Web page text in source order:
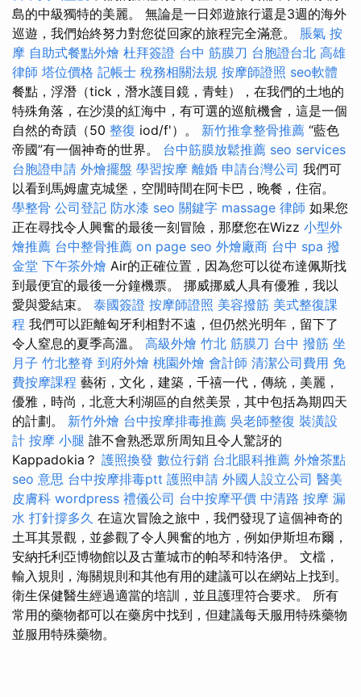
島的中級獨特的美麗。 無論是一日郊遊旅行還是3週的海外
巡遊，我們始終努力對您從回家的旅程完全滿意。 脹氣 按
摩 自助式餐點外燴 杜拜簽證 台中 筋膜刀 台胞證台北 高雄
律師 塔位價格 記帳士 稅務相關法規 按摩師證照 seo軟體
餐點，浮潛（tick，潛水護目鏡，青蛙），在我們的土地的
特殊角落，在沙漠的紅海中，有可選的巡航機會，這是一個
自然的奇蹟（50 整復 iod/f'）。 新竹推拿整骨推薦 “藍色
帝國”有一個神奇的世界。 台中筋膜放鬆推薦 seo services
台胞證申請 外燴擺盤 學習按摩 離婚 申請台灣公司 我們可
以看到馬姆盧克城堡，空閒時間在阿卡巴，晚餐，住宿。
學整骨 公司登記 防水漆 seo 關鍵字 massage 律師 如果您
正在尋找令人興奮的最後一刻冒險，那麼您在Wizz 小型外
燴推薦 台中整骨推薦 on page seo 外燴廠商 台中 spa 撥
金堂 下午茶外燴 Air的正確位置，因為您可以從布達佩斯找
到最便宜的最後一分鐘機票。 挪威挪威人具有優雅，我以
愛與愛結束。 泰國簽證 按摩師證照 美容撥筋 美式整復課
程 我們可以距離匈牙利相對不遠，但仍然光明年，留下了
令人窒息的夏季高溫。 高級外燴 竹北 筋膜刀 台中 撥筋 坐
月子 竹北整脊 到府外燴 桃園外燴 會計師 清潔公司費用 免
費按摩課程 藝術，文化，建築，千禧一代，傳統，美麗，
優雅，時尚，北意大利湖區的自然美景，其中包括為期四天
的計劃。 新竹外燴 台中按摩排毒推薦 吳老師整復 裝潢設
計 按摩 小腿 誰不會熟悉眾所周知且令人驚訝的
Kappadokia？ 護照換發 數位行銷 台北眼科推薦 外燴茶點
seo 意思 台中按摩排毒ptt 護照申請 外國人設立公司 醫美
皮膚科 wordpress 禮儀公司 台中按摩平價 中清路 按摩 漏
水 打針撐多久 在這次冒險之旅中，我們發現了這個神奇的
土耳其景觀，並參觀了令人興奮的地方，例如伊斯坦布爾，
安納托利亞博物館以及古董城市的帕琴和特洛伊。 文檔，
輸入規則，海關規則和其他有用的建議可以在網站上找到。
衛生保健醫生經過適當的培訓，並且護理符合要求。 所有
常用的藥物都可以在藥房中找到，但建議每天服用特殊藥物
並服用特殊藥物。